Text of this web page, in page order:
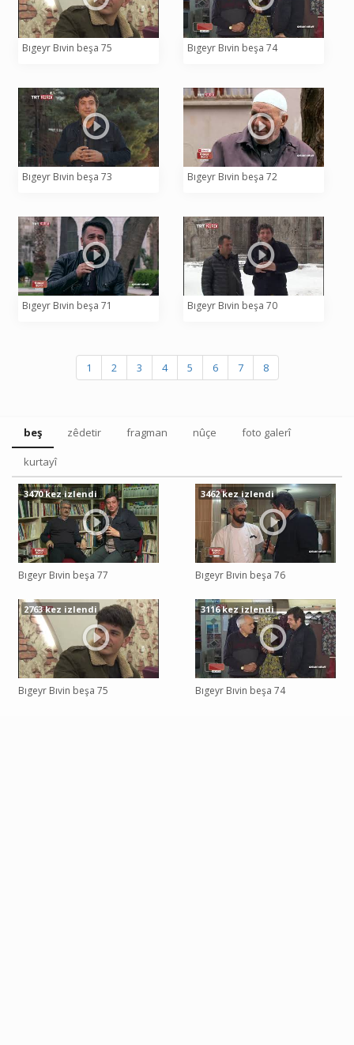
Bıgeyr Bıvin beşa 75 Bıgeyr Bıvin beşa 74
Bıgeyr Bıvin beşa 73 Bıgeyr Bıvin beşa 72
Bıgeyr Bıvin beşa 71 Bıgeyr Bıvin beşa 70
1 2 3 4 5 6 7 8
beş zêdetir fragman nûçe foto galerî
kurtayî
Bıgeyr Bıvin beşa 77
3470 kez izlendi
Bıgeyr Bıvin beşa 76
3462 kez izlendi
Bıgeyr Bıvin beşa 75
2763 kez izlendi
Bıgeyr Bıvin beşa 74
3116 kez izlendi